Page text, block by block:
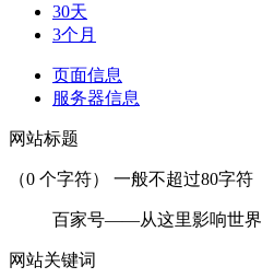
30天
3个月
页面信息
服务器信息
网站标题
（0 个字符） 一般不超过80字符
百家号——从这里影响世界
网站关键词